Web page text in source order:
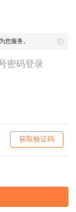
您服务。
密码登录
获取验证码